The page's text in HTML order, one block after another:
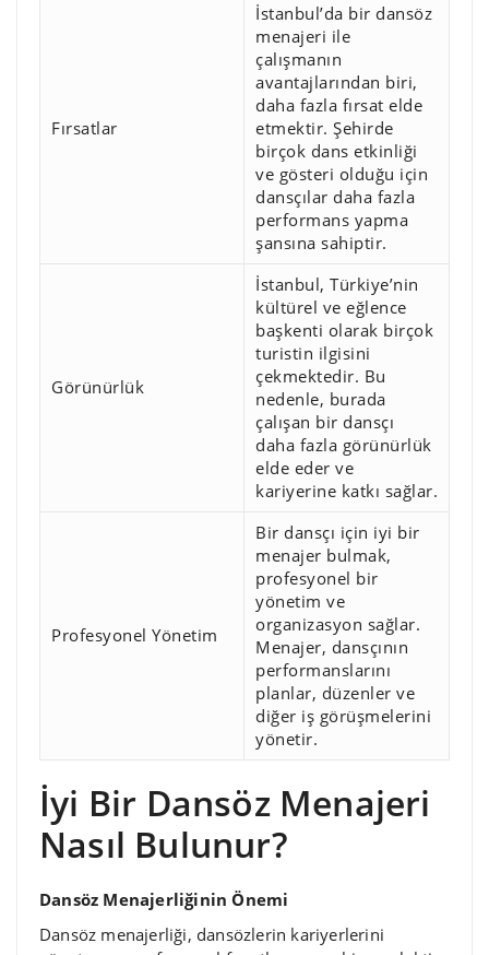
Fırsatlar
İstanbul’da bir dansöz
menajeri ile
çalışmanın
avantajlarından biri,
daha fazla fırsat elde
etmektir. Şehirde
birçok dans etkinliği
ve gösteri olduğu için
dansçılar daha fazla
performans yapma
şansına sahiptir.
Görünürlük
İstanbul, Türkiye’nin
kültürel ve eğlence
başkenti olarak birçok
turistin ilgisini
çekmektedir. Bu
nedenle, burada
çalışan bir dansçı
daha fazla görünürlük
elde eder ve
kariyerine katkı sağlar.
Profesyonel Yönetim
Bir dansçı için iyi bir
menajer bulmak,
profesyonel bir
yönetim ve
organizasyon sağlar.
Menajer, dansçının
performanslarını
planlar, düzenler ve
diğer iş görüşmelerini
yönetir.
İyi Bir Dansöz Menajeri
Nasıl Bulunur?
Dansöz Menajerliğinin Önemi
Dansöz menajerliği, dansözlerin kariyerlerini